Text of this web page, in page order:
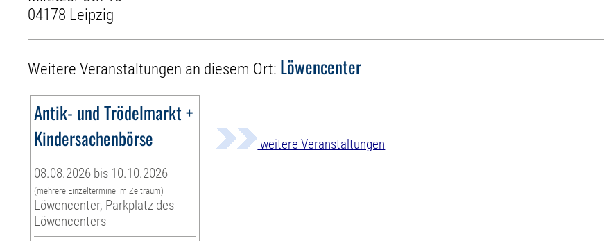
04178 Leipzig
Weitere Veranstaltungen an diesem Ort: Löwencenter
Antik- und Trödelmarkt +
Kindersachenbörse
08.08.2026 bis 10.10.2026
(mehrere Einzeltermine im Zeitraum)
Löwencenter, Parkplatz des
Löwencenters
weitere Veranstaltungen